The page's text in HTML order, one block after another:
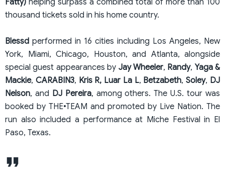
Fatty) helping surpass a combined total of more than 100
thousand tickets sold in his home country.
Blessd performed in 16 cities including Los Angeles, New
York, Miami, Chicago, Houston, and Atlanta, alongside
special guest appearances by Jay Wheeler, Randy, Yaga &
Mackie, CARABIN3, Kris R, Luar La L, Betzabeth,Soley, DJ
Nelson, and DJ Pereira, among others. The U.S. tour was
booked by THE•TEAM and promoted by Live Nation. The
run also included a performance at Miche Festival in El
Paso, Texas.